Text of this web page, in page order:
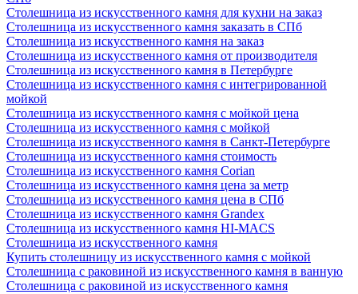
Столешница из искусственного камня для кухни на заказ
Столешница из искусственного камня заказать в СПб
Столешница из искусственного камня на заказ
Столешница из искусственного камня от производителя
Столешница из искусственного камня в Петербурге
Столешница из искусственного камня с интегрированной
мойкой
Столешница из искусственного камня с мойкой цена
Столешница из искусственного камня с мойкой
Столешница из искусственного камня в Санкт-Петербурге
Столешница из искусственного камня стоимость
Столешница из искусственного камня Сorian
Столешница из искусственного камня цена за метр
Столешница из искусственного камня цена в СПб
Столешница из искусственного камня Grandex
Столешница из искусственного камня HI-MACS
Столешница из искусственного камня
Купить столешницу из искусственного камня с мойкой
Столешница с раковиной из искусственного камня в ванную
Столешница с раковиной из искусственного камня